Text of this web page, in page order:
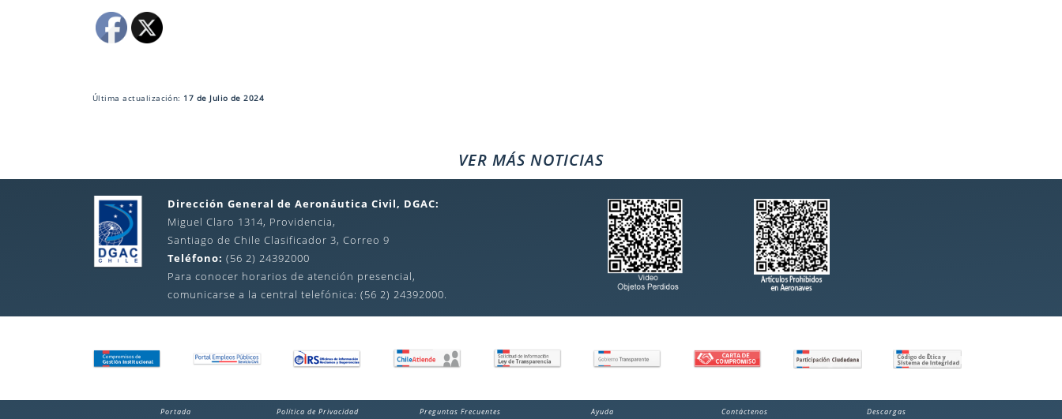
Última actualización: 17 de Julio de 2024
VER MÁS NOTICIAS
Dirección General de Aeronáutica Civil, DGAC:
Miguel Claro 1314, Providencia,
Santiago de Chile Clasificador 3, Correo 9
Teléfono: (56 2) 24392000
Para conocer horarios de atención presencial,
comunicarse a la central telefónica: (56 2) 24392000.
Portada Política de Privacidad Preguntas Frecuentes Ayuda Contáctenos Descargas